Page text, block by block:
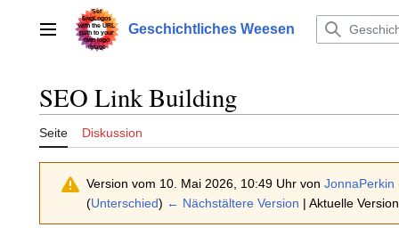
springenHauptmenü Geschichtliches Weesen
SEO Link Building
Seite Diskussion
Version vom 10. Mai 2026, 10:49 Uhr von JonnaPerkin
(Unterschied) ← Nächstältere Version | Aktuelle